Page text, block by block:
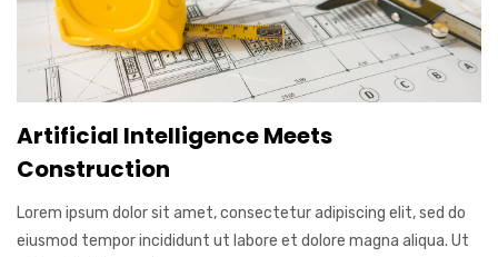
Artificial Intelligence Meets
Construction
Lorem ipsum dolor sit amet, consectetur adipiscing elit, sed do
eiusmod tempor incididunt ut labore et dolore magna aliqua. Ut